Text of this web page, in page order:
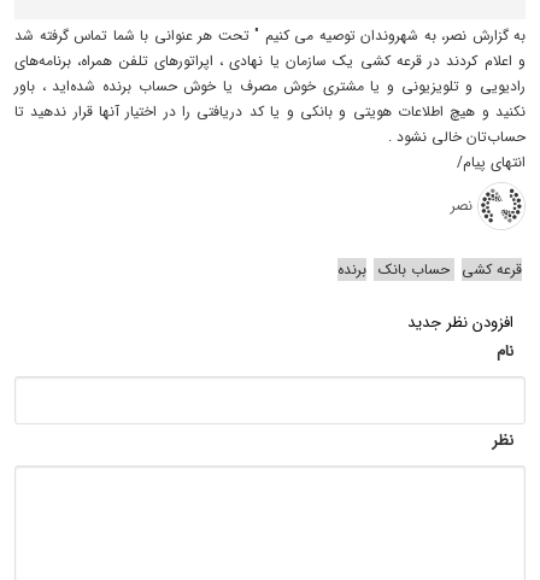
به گزارش نصر، به شهروندان توصیه می کنیم " تحت هر عنوانی با شما تماس گرفته شد
و اعلام کردند در قرعه کشی یک سازمان یا نهادی ، اپراتورهای تلفن همراه، برنامه‌های
رادیویی و تلویزیونی و یا مشتری خوش مصرف یا خوش حساب برنده شده‌اید ، باور
نکنید و هیچ اطلاعات هویتی و بانکی و یا کد دریافتی را در اختیار آنها قرار ندهید تا
حساب‌تان خالی نشود .
انتهای پیام/
نصر
قرعه کشی حساب‌ بانک برنده
افزودن نظر جدید
نام
نظر